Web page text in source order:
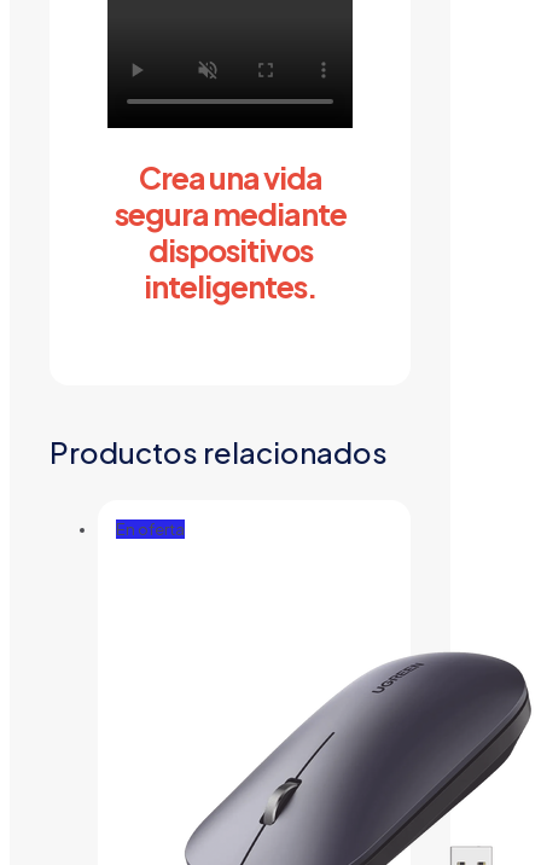
Crea una vida
segura mediante
dispositivos
inteligentes.
Productos relacionados
En oferta